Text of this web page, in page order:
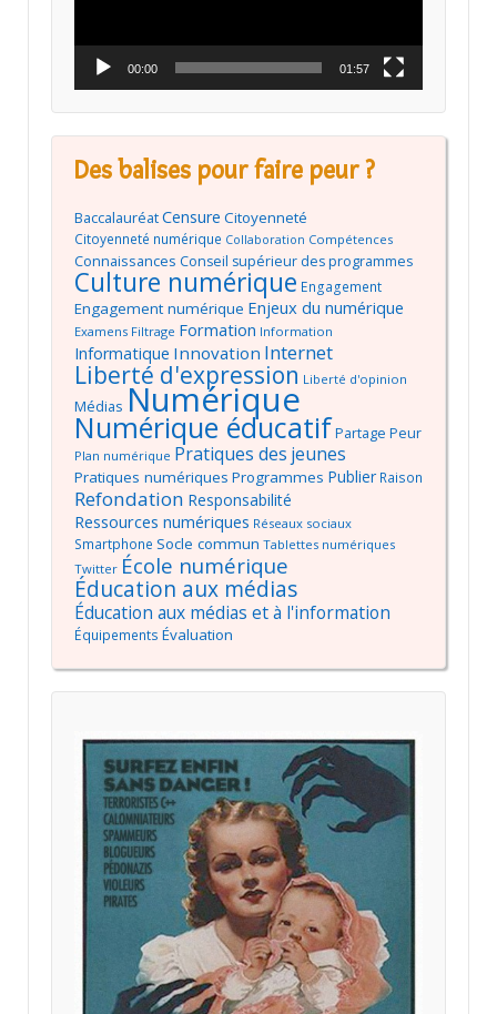
00:00 01:57
Des balises pour faire peur ?
BaccalauréatCensure Citoyenneté
Citoyenneté numérique Collaboration Compétences
Connaissances Conseil supérieur des programmes
Culture numérique Engagement
Engagement numérique Enjeux du numérique
Examens Filtrage Formation Information
Informatique Innovation Internet
Liberté d'expression Liberté d'opinion
Médias Numérique
Numérique éducatifPartage Peur
Plan numérique Pratiques des jeunes
Pratiques numériques Programmes Publier Raison
Refondation Responsabilité
Ressources numériques Réseaux sociaux
Smartphone Socle commun Tablettes numériques
Twitter École numérique
Éducation aux médias
Éducation aux médias et à l'information
Équipements Évaluation